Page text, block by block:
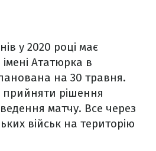
у 2020 році має
Ататюрка в
на 30 травня.
рішення
матчу. Все через
військ на територію